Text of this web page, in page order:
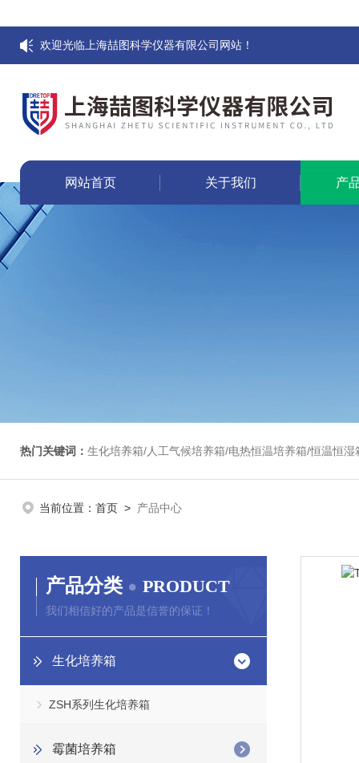
欢迎光临上海喆图科学仪器有限公司网站！
网站首页 关于我们 产
热门关键词： 生化培养箱/人工气候培养箱/电热恒温培养箱/恒温恒湿箱/光照培养箱/二氧化碳培养箱
当前位置： 首页 > 产品中心
产品分类 PRODUCT
我们相信好的产品是信誉的保证！
生化培养箱
ZSH系列生化培养箱
霉菌培养箱